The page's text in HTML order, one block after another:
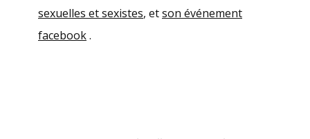
sexuelles et sexistes, etson événement
facebook.